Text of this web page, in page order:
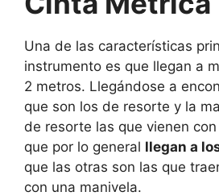
Una de las características
instrumento es que llegan a
2 metros. Llegándose a
que son los de resorte y la
de resorte las que vienen
que por lo general llegan a
que las otras son las que
con una manivela.